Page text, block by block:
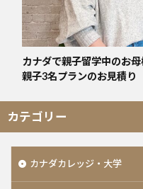
カナダで親子留学中のお
親子3名プランのお見積り
カテゴリー
カナダカレッジ・大学